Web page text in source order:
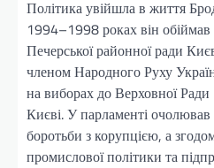
Політика увійшла в життя
1994–1998 роках він обіймав
Печерської районної ради
членом Народного Руху
на виборах до Верховної
Києві. У парламенті очолював
боротьби з корупцією, а
промислової політики та